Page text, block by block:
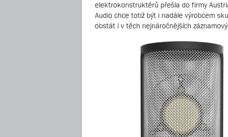
elektrokonstruktérů přešla do firmy
Audio chce totiž být i nadále výrobcem
obstát i v těch nejnáročnějších